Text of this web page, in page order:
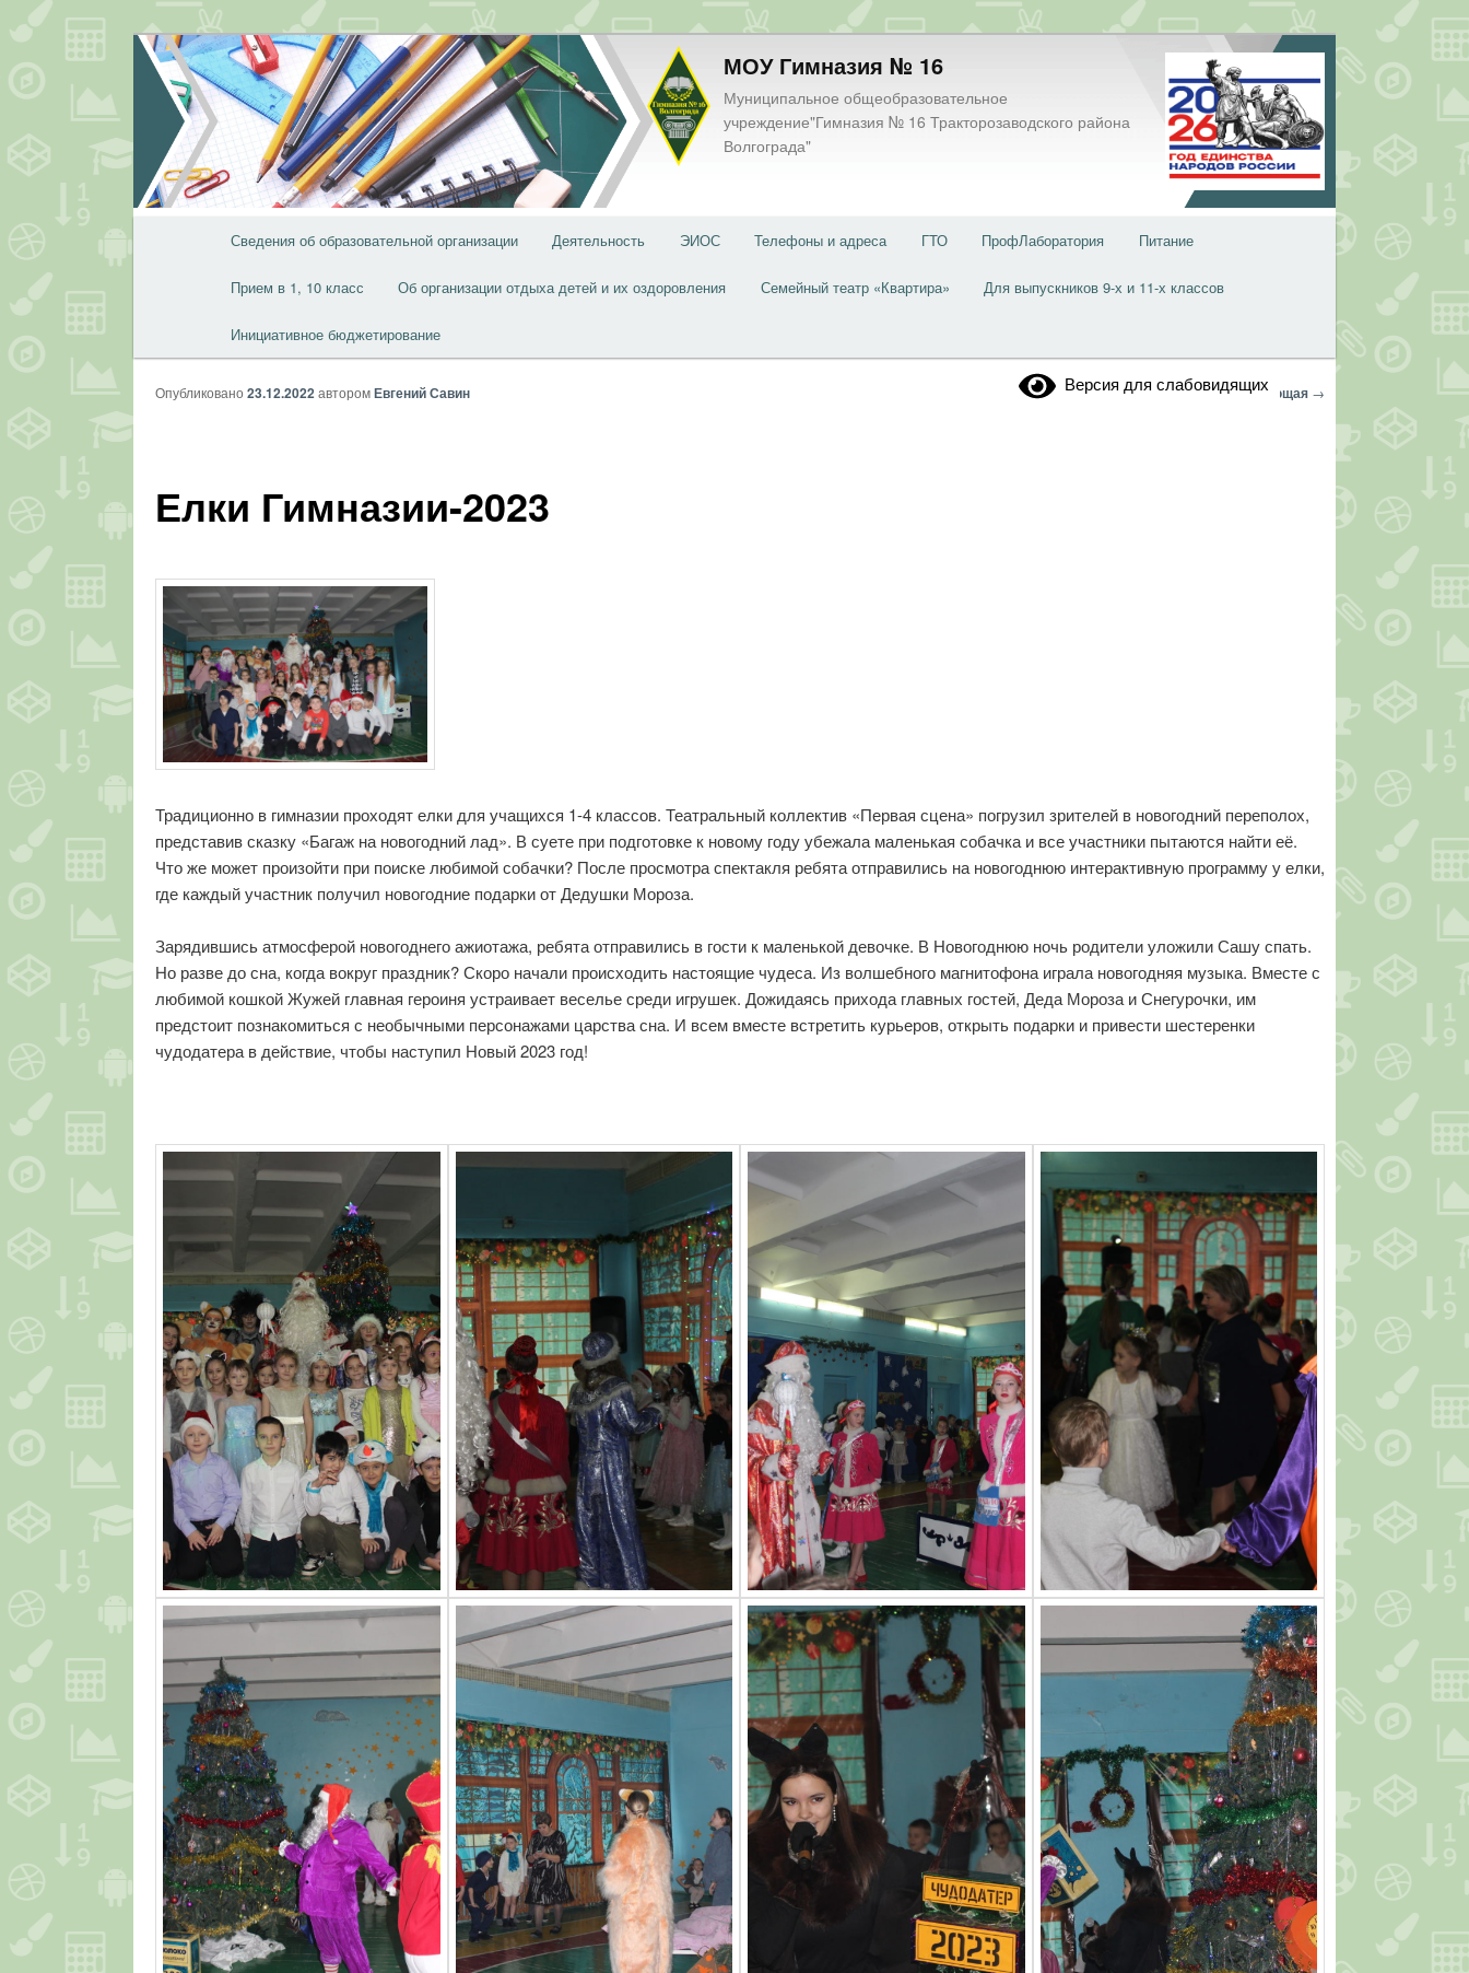
Перейти
к
основному
содержимому
МОУ Гимназия № 16
Муниципальное общеобразовательное
учреждение"Гимназия № 16 Тракторозаводского района
Волгограда"
Сведения об образовательной организации Деятельность ЭИОС Телефоны и адреса ГТО ПрофЛаборатория Питание
Прием в 1, 10 класс Об организации отдыха детей и их оздоровления Семейный театр «Квартира» Для выпускников 9-х и 11-х классов
Инициативное бюджетирование
Версия для слабовидящих
Навигация
← Предыдущая Следующая →
Елки Гимназии-2023
Опубликовано 23.12.2022авторомЕвгений Савин
Традиционно в гимназии проходят елки для учащихся 1-4 классов. Театральный коллектив «Первая сцена» погрузил зрителей в новогодний переполох,
представив сказку «Багаж на новогодний лад». В суете при подготовке к новому году убежала маленькая собачка и все участники пытаются найти её.
Что же может произойти при поиске любимой собачки? После просмотра спектакля ребята отправились на новогоднюю интерактивную программу у елки,
где каждый участник получил новогодние подарки от Дедушки Мороза.
Зарядившись атмосферой новогоднего ажиотажа, ребята отправились в гости к маленькой девочке. В Новогоднюю ночь родители уложили Сашу спать.
Но разве до сна, когда вокруг праздник? Скоро начали происходить настоящие чудеса. Из волшебного магнитофона играла новогодняя музыка. Вместе с
любимой кошкой Жужей главная героиня устраивает веселье среди игрушек. Дожидаясь прихода главных гостей, Деда Мороза и Снегурочки, им
предстоит познакомиться с необычными персонажами царства сна. И всем вместе встретить курьеров, открыть подарки и привести шестеренки
чудодатера в действие, чтобы наступил Новый 2023 год!